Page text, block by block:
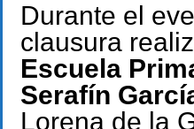
Durante el
clausura
Escuela
Serafín
Lorena de la